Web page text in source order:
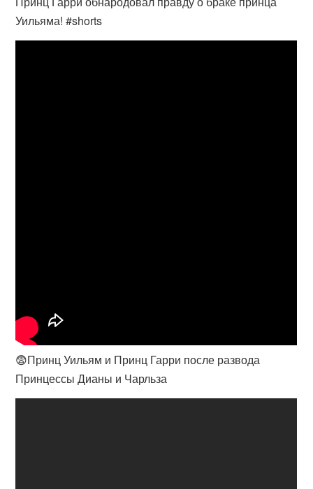
Уильяма! #shorts
😨Принц Уильям и Принц Гарри после развода
Принцессы Дианы и Чарльза